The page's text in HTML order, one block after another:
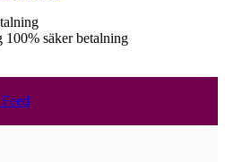
100% säker betalning